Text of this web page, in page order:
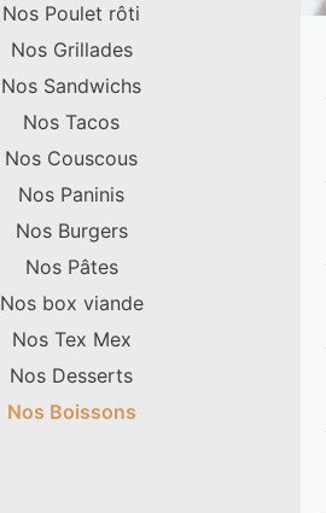
Nos Poulet rôti
Nos Grillades
Nos Sandwichs
Nos Tacos
Nos Couscous
Nos Paninis
Nos Burgers
Nos Pâtes
Nos box viande
Nos Tex Mex
Nos Desserts
Nos Boissons